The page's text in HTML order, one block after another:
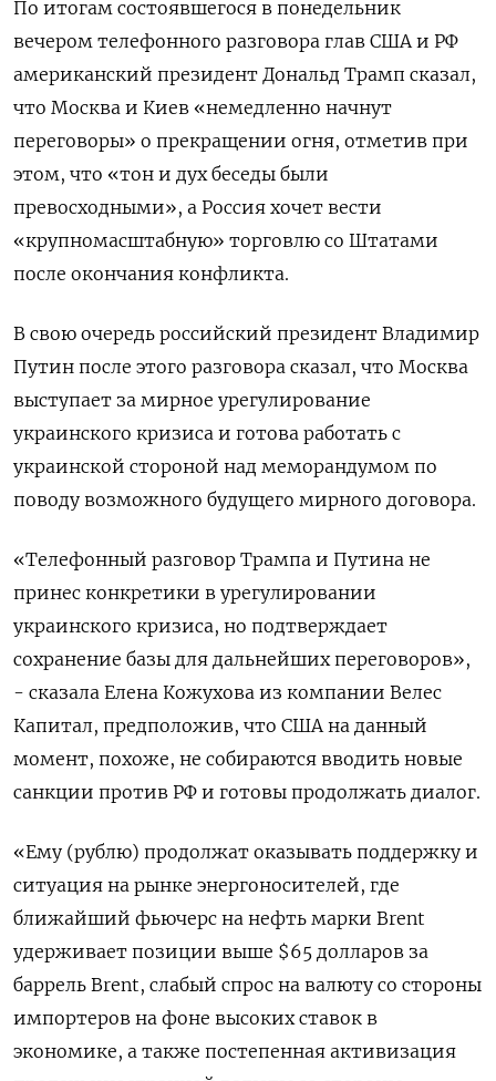
По итогам состоявшегося в понедельник
вечером телефонного разговора глав США и РФ
американский президент Дональд Трамп сказал,
что Москва и Киев «немедленно начнут
переговоры» о прекращении огня, отметив при
этом, что «тон и дух беседы были
превосходными», а Россия хочет вести
«крупномасштабную» торговлю со Штатами
после окончания конфликта.
В свою очередь российский президент Владимир
Путин после этого разговора сказал, что Москва
выступает за мирное урегулирование
украинского кризиса и готова работать с
украинской стороной над меморандумом по
поводу возможного будущего мирного договора.
«Телефонный разговор Трампа и Путина не
принес конкретики в урегулировании
украинского кризиса, но подтверждает
сохранение базы для дальнейших переговоров»,
- сказала Елена Кожухова из компании Велес
Капитал, предположив, что США на данный
момент, похоже, не собираются вводить новые
санкции против РФ и готовы продолжать диалог.
«Ему (рублю) продолжат оказывать поддержку и
ситуация на рынке энергоносителей, где
ближайший фьючерс на нефть марки Brent
удерживает позиции выше $65 долларов за
баррель Brent, слабый спрос на валюту со стороны
импортеров на фоне высоких ставок в
экономике, а также постепенная активизация